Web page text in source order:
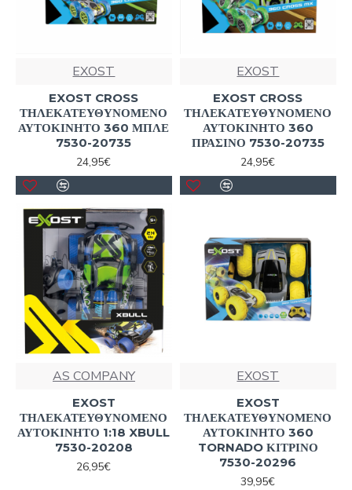
EXOST
EXOST CROSS
ΤΗΛΕΚΑΤΕΥΘΥΝΟΜΕΝΟ
ΑΥΤΟΚΙΝΗΤΟ 360 ΜΠΛΕ
7530-20735
24,95€
EXOST
EXOST CROSS
ΤΗΛΕΚΑΤΕΥΘΥΝΟΜΕΝΟ
ΑΥΤΟΚΙΝΗΤΟ 360
ΠΡΑΣΙΝΟ 7530-20735
24,95€
AS COMPANY
EXOST
ΤΗΛΕΚΑΤΕΥΘΥΝΟΜΕΝΟ
ΑΥΤΟΚΙΝΗΤΟ 1:18 XBULL
7530-20208
26,95€
EXOST
EXOST
ΤΗΛΕΚΑΤΕΥΘΥΝΟΜΕΝΟ
ΑΥΤΟΚΙΝΗΤΟ 360
TORNADO ΚΙΤΡΙΝΟ
7530-20296
39,95€